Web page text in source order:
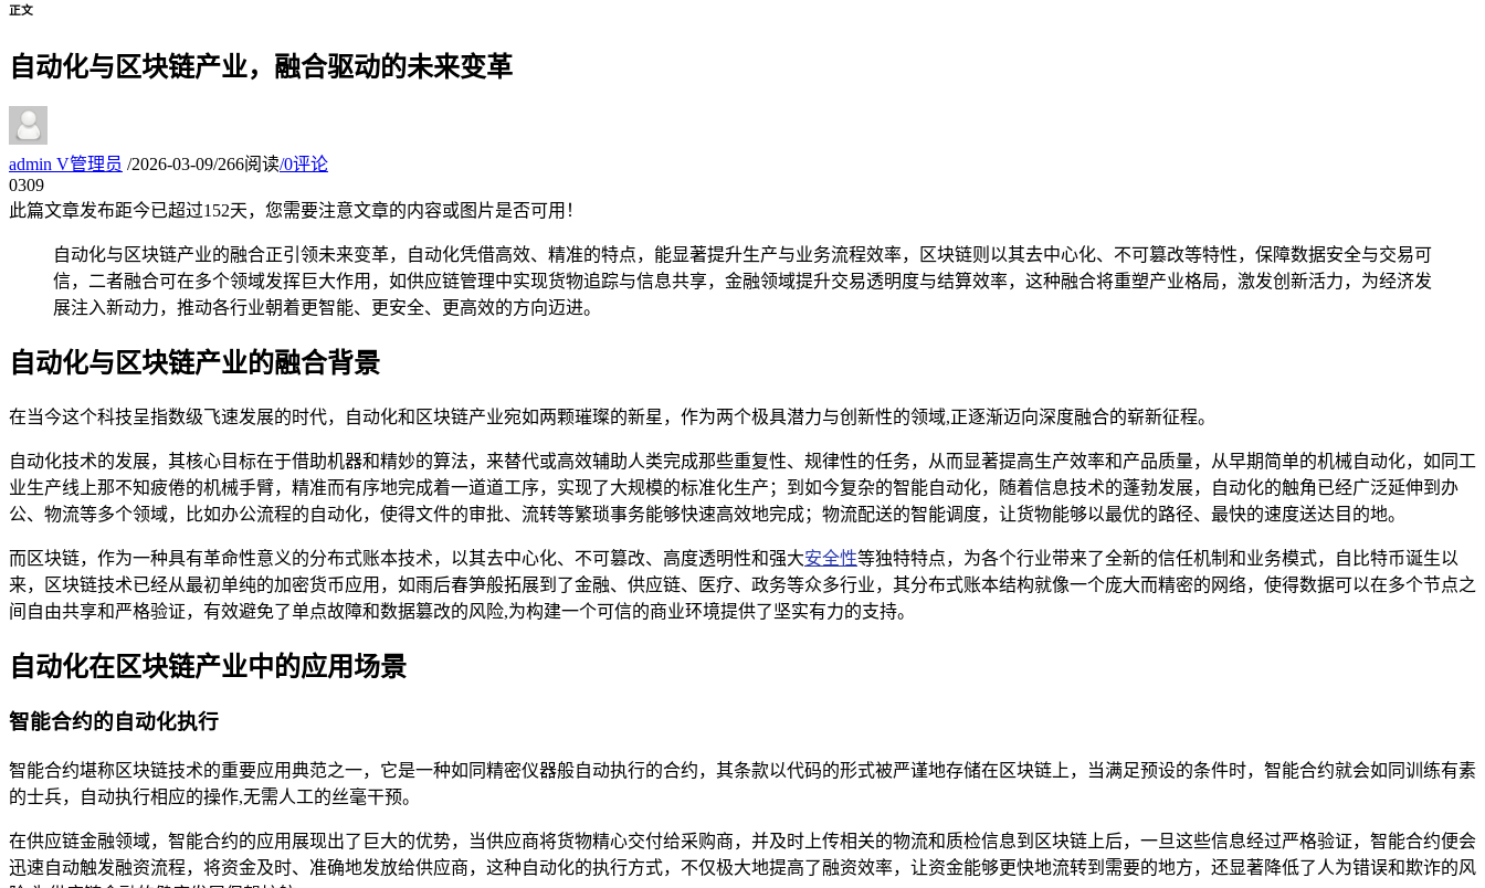
正文
自动化与区块链产业，融合驱动的未来变革
admin V管理员 /2026-03-09/266阅读/0评论
0309
此篇文章发布距今已超过152天，您需要注意文章的内容或图片是否可用！
自动化与区块链产业的融合正引领未来变革，自动化凭借高效、精准的特点，能显著提升生产与业务流程效率，区块链则以其去中心化、不可篡改等特性，保障数据安全与交易可
信，二者融合可在多个领域发挥巨大作用，如供应链管理中实现货物追踪与信息共享，金融领域提升交易透明度与结算效率，这种融合将重塑产业格局，激发创新活力，为经济发
展注入新动力，推动各行业朝着更智能、更安全、更高效的方向迈进。
自动化与区块链产业的融合背景
在当今这个科技呈指数级飞速发展的时代，自动化和区块链产业宛如两颗璀璨的新星，作为两个极具潜力与创新性的领域,正逐渐迈向深度融合的崭新征程。
自动化技术的发展，其核心目标在于借助机器和精妙的算法，来替代或高效辅助人类完成那些重复性、规律性的任务，从而显著提高生产效率和产品质量，从早期简单的机械自动化，如同工
业生产线上那不知疲倦的机械手臂，精准而有序地完成着一道道工序，实现了大规模的标准化生产；到如今复杂的智能自动化，随着信息技术的蓬勃发展，自动化的触角已经广泛延伸到办
公、物流等多个领域，比如办公流程的自动化，使得文件的审批、流转等繁琐事务能够快速高效地完成；物流配送的智能调度，让货物能够以最优的路径、最快的速度送达目的地。
而区块链，作为一种具有革命性意义的分布式账本技术，以其去中心化、不可篡改、高度透明性和强大安全性等独特特点，为各个行业带来了全新的信任机制和业务模式，自比特币诞生以
来，区块链技术已经从最初单纯的加密货币应用，如雨后春笋般拓展到了金融、供应链、医疗、政务等众多行业，其分布式账本结构就像一个庞大而精密的网络，使得数据可以在多个节点之
间自由共享和严格验证，有效避免了单点故障和数据篡改的风险,为构建一个可信的商业环境提供了坚实有力的支持。
自动化在区块链产业中的应用场景
智能合约的自动化执行
智能合约堪称区块链技术的重要应用典范之一，它是一种如同精密仪器般自动执行的合约，其条款以代码的形式被严谨地存储在区块链上，当满足预设的条件时，智能合约就会如同训练有素
的士兵，自动执行相应的操作,无需人工的丝毫干预。
在供应链金融领域，智能合约的应用展现出了巨大的优势，当供应商将货物精心交付给采购商，并及时上传相关的物流和质检信息到区块链上后，一旦这些信息经过严格验证，智能合约便会
迅速自动触发融资流程，将资金及时、准确地发放给供应商，这种自动化的执行方式，不仅极大地提高了融资效率，让资金能够更快地流转到需要的地方，还显著降低了人为错误和欺诈的风